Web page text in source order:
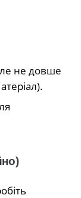
не довше